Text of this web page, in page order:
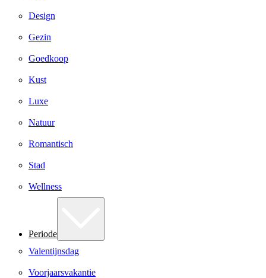
Design
Gezin
Goedkoop
Kust
Luxe
Natuur
Romantisch
Stad
Wellness
Periode
Valentijnsdag
Voorjaarsvakantie